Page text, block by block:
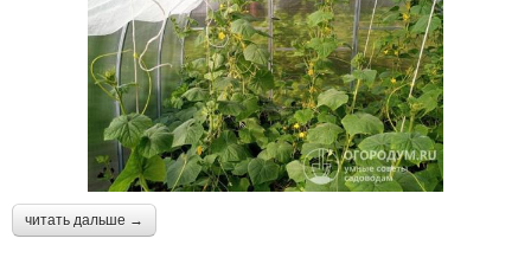
читать дальше →